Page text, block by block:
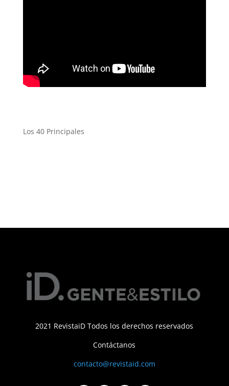
Los 40 Principales
2021 RevistaiD Todos los derechos reservados
Contáctanos
contacto@revistaid.com